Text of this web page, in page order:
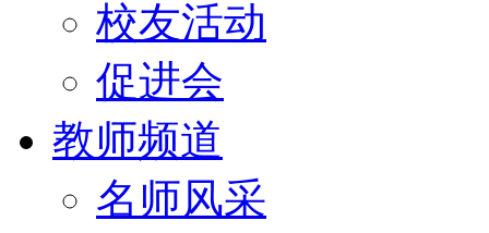
校友活动
促进会
教师频道
名师风采